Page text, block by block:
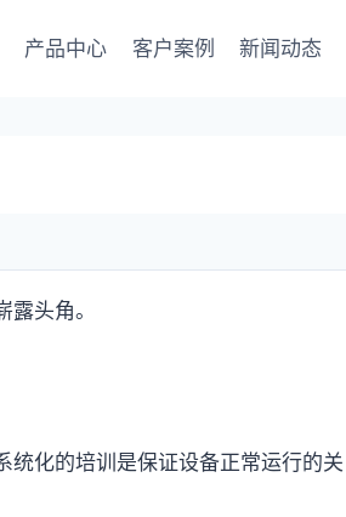
产品中心 客户案例 新闻动态
头角。
统化的培训是保证设备正常运行的关